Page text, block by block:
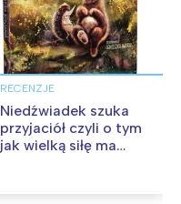
RECENZJE
Niedźwiadek szuka
przyjaciół czyli o tym
jak wielką siłę ma